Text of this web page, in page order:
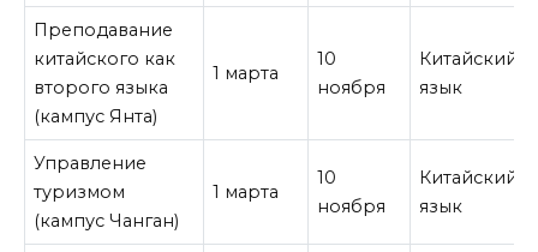
Преподавание
китайского как
второго языка
(кампус Янта)
1 марта
10
ноября
Китайский
язык
Управление
туризмом
(кампус Чанган)
1 марта
10
ноября
Китайский
язык